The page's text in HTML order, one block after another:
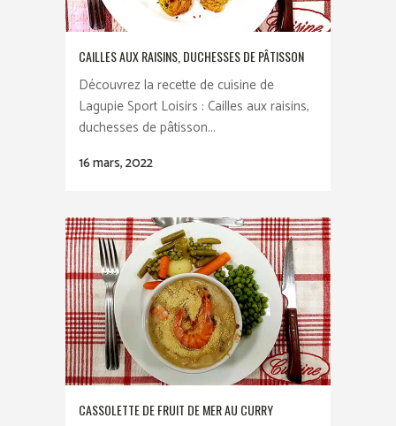
CAILLES AUX RAISINS, DUCHESSES DE PÂTISSON
Découvrez la recette de cuisine de
Lagupie Sport Loisirs : Cailles aux raisins,
duchesses de pâtisson...
16 mars, 2022
CASSOLETTE DE FRUIT DE MER AU CURRY